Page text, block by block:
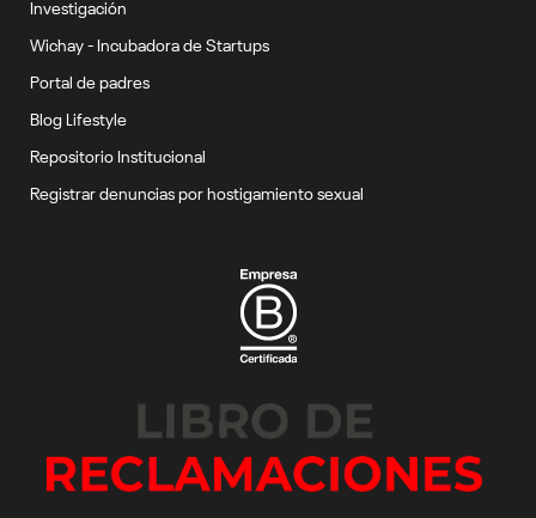
Investigación
Wichay - Incubadora de Startups
Portal de padres
Blog Lifestyle
Repositorio Institucional
Registrar denuncias por hostigamiento sexual